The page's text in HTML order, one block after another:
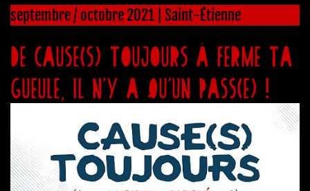
septembre / octobre 2021 | Saint-Étienne
De cause(s) toujours à ferme ta
gueule, il n’y a qu’un pass(e) !